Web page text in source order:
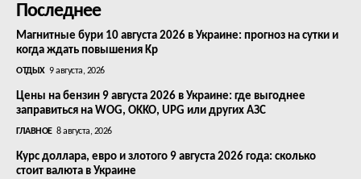
Последнее
Магнитные бури 10 августа 2026 в Украине: прогноз на сутки и
когда ждать повышения Kp
ОТДЫХ 9 августа, 2026
Цены на бензин 9 августа 2026 в Украине: где выгоднее
заправиться на WOG, OKKO, UPG или других АЗС
ГЛАВНОЕ 8 августа, 2026
Курс доллара, евро и злотого 9 августа 2026 года: сколько
стоит валюта в Украине